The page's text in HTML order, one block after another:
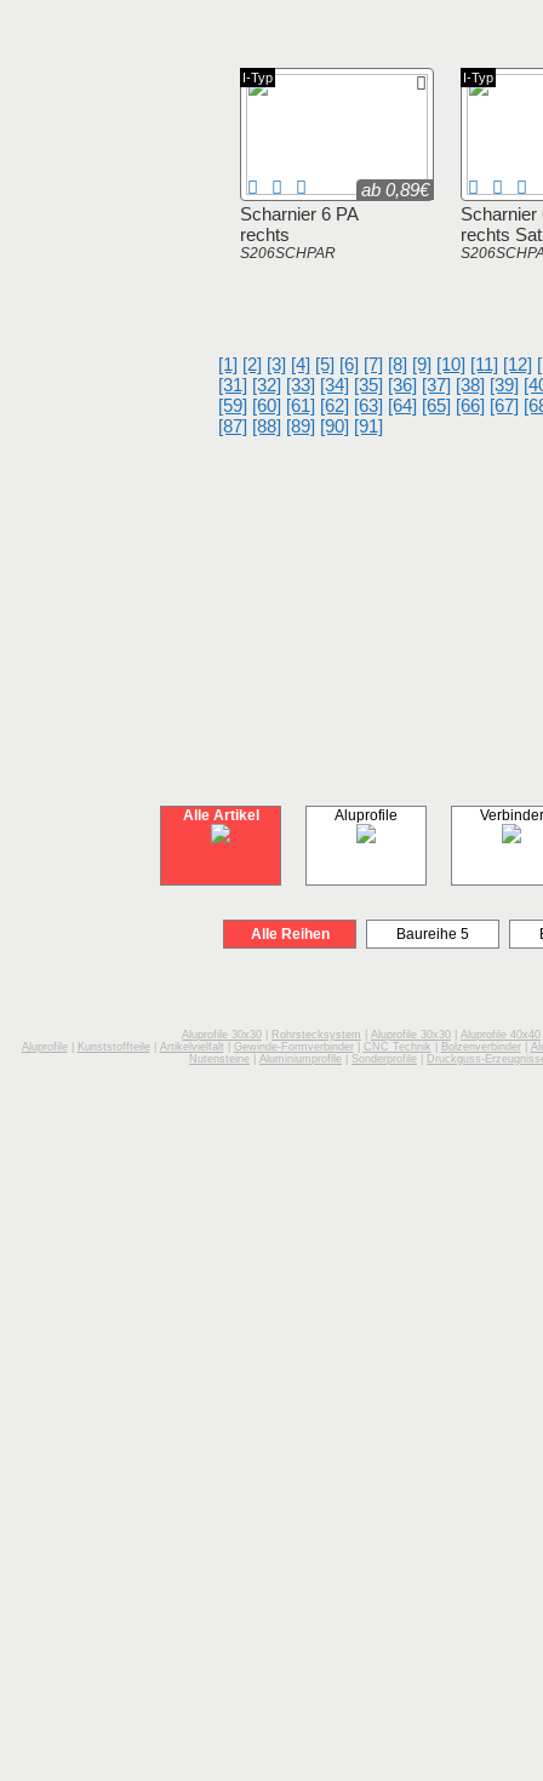
Scharnier 6 PA
rechts
S206SCHPAR
ab 0,89€
I-Typ
Scharnier
rechts
I-Typ
[1] [2] [3] [4] [5] [6] [7] [8] [9] [10] [11] [12]
[31] [32] [33] [34] [35] [36] [37] [38] [39]
[59] [60] [61] [62] [63] [64] [65] [66] [67]
[87] [88] [89] [90] [91]
Alle Artikel Aluprofile Verbinder
Alle Reihen Baureihe 5
Aluprofile 30x30 Rohrstecksystem Aluprofile 30x30 Aluprofile 40x40
Aluprofile| Kunststoffteile| Artikelvielfalt Gewinde-Formverbinder| CNC Technik Bolzenverbinder|
Nutensteine
Aluminiumprofile Sonderprofile Druckguss-